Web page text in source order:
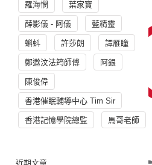
羅海憫 葉家寶
薛影儀 - 阿儀 藍精靈
蝌蚪 許莎朗 譚雁瞳
鄭遨汶法筠師傅 阿銀
陳俊偉
香港催眠輔導中心 Tim Sir
香港記憶學院總監 馬哥老師
近期文章